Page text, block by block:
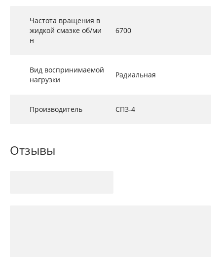
Частота вращения в
жидкой смазке об/ми
н
6700
Вид воспринимаемой
нагрузки
Радиальная
Производитель СПЗ-4
Отзывы